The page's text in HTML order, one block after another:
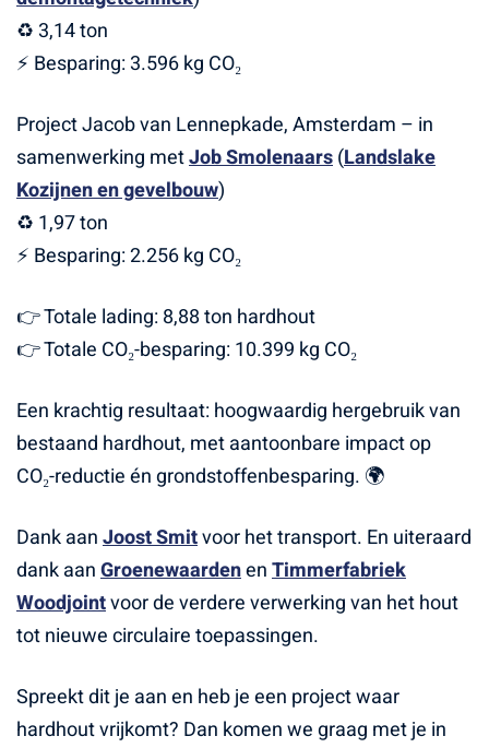
♻️ 3,14 ton
⚡ Besparing: 3.596 kg CO₂
Project Jacob van Lennepkade, Amsterdam – in
samenwerking metJob Smolenaars(Landslake
Kozijnen en gevelbouw)
♻️ 1,97 ton
⚡ Besparing: 2.256 kg CO₂
👉 Totale lading: 8,88 ton hardhout
👉 Totale CO₂-besparing: 10.399 kg CO₂
Een krachtig resultaat: hoogwaardig hergebruik van
bestaand hardhout, met aantoonbare impact op
CO₂-reductie én grondstoffenbesparing. 🌍
Dank aanJoost Smitvoor het transport. En uiteraard
dank aanGroenewaardenenTimmerfabriek
Woodjointvoor de verdere verwerking van het hout
tot nieuwe circulaire toepassingen.
Spreekt dit je aan en heb je een project waar
hardhout vrijkomt? Dan komen we graag met je in